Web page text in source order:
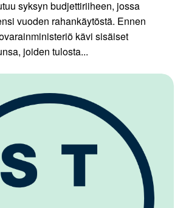
syksyn budjettiriiheen, jossa
vuoden rahankäytöstä. Ennen
kävi sisäiset
joiden tulosta...